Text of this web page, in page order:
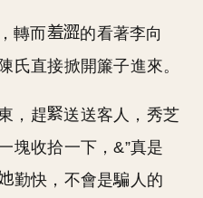
轉而
的看著李向
氏直接掀開簾子進來。
，趕
送送客人，秀芝
塊收拾一下，&”真是
勤快，不會是騙人的